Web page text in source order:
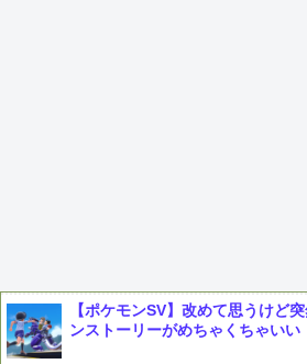
【ポケモンSV】改めて思うけど
ンストーリーがめちゃくちゃいい